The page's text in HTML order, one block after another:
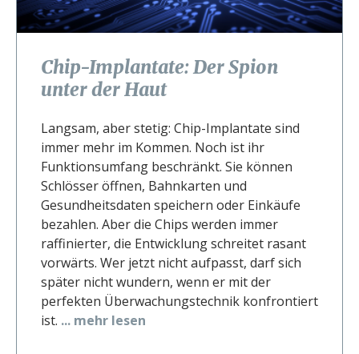
Chip-Implantate: Der Spion
unter der Haut
Langsam, aber stetig: Chip-Implantate sind
immer mehr im Kommen. Noch ist ihr
Funktionsumfang beschränkt. Sie können
Schlösser öffnen, Bahnkarten und
Gesundheitsdaten speichern oder Einkäufe
bezahlen. Aber die Chips werden immer
raffinierter, die Entwicklung schreitet rasant
vorwärts. Wer jetzt nicht aufpasst, darf sich
später nicht wundern, wenn er mit der
perfekten Überwachungstechnik konfrontiert
ist. ... mehr lesen